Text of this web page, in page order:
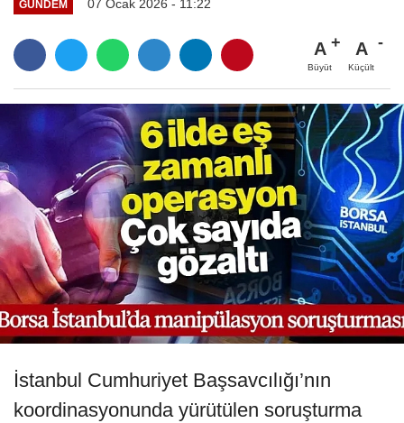
GÜNDEM 07 Ocak 2026 - 11:22
A
Büyüt
A
Küçült
İstanbul Cumhuriyet Başsavcılığı’nın
koordinasyonunda yürütülen soruşturma